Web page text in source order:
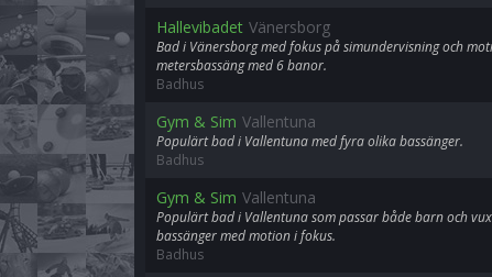
Hallevibadet Vänersborg
Bad i Vänersborg med fokus på simundervisning och
metersbassäng med 6 banor.
Badhus
Gym & Sim Vallentuna
Populärt bad i Vallentuna med fyra olika bassänger.
Badhus
Gym & Sim Vallentuna
Populärt bad i Vallentuna som passar både barn och
bassänger med motion i fokus.
Badhus